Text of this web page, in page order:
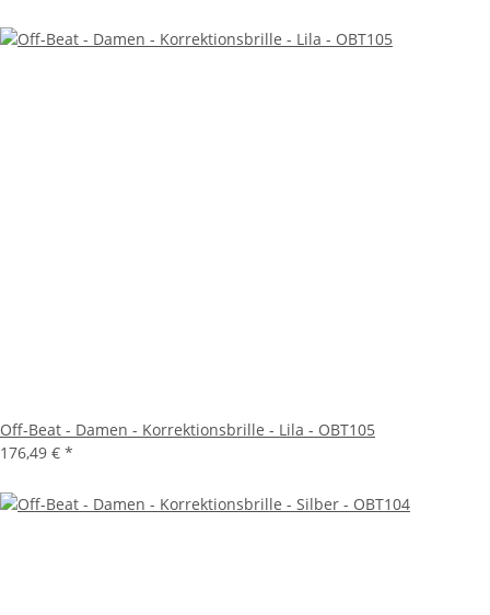
Off-Beat - Damen - Korrektionsbrille - Lila - OBT105
176,49 € *